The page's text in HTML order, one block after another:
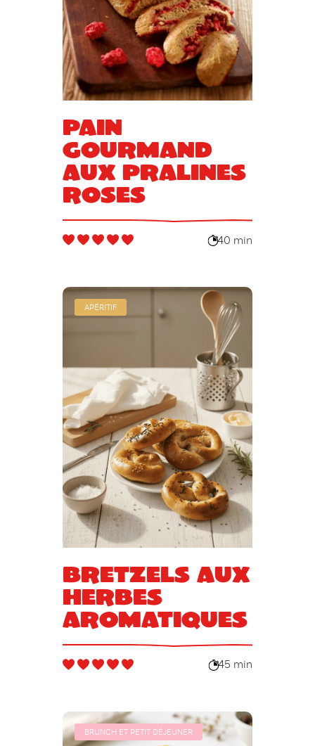
Pain
gourmand
aux pralines
roses
40 min
APÉRITIF
Bretzels aux
herbes
aromatiques
45 min
BRUNCH ET PETIT DÉJEUNER